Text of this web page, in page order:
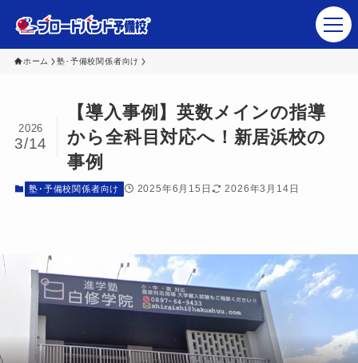
塾・予備校関係者さま
生徒･保護者の皆さま
ブロードバンド予備校 講師陣
会社概要
ホーム 塾･予備校関係者向け
【導入事例】英数メインの指導
から全科目対応へ！新居浜校の
事例
2026
3/14
塾･予備校関係者向け 2025年6月15日 2026年3月14日